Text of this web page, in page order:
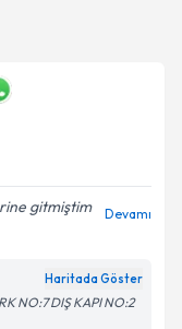
almanız için bir
ilişkinAydınlatma
gitmiştim
Devamı
Haritada Göster
NO:7 DIŞ KAPI NO:2